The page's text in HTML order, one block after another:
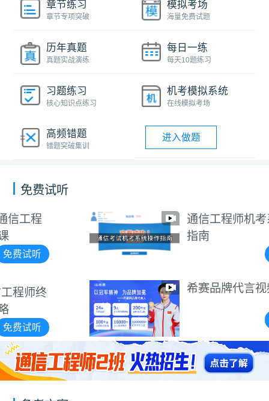
章节练习
章节专项突破
模拟考场
海量免费试题
历年真题
真题实战演练
每日一练
每天10题练习
习题练习
核心知识点练习
机考模拟系统
在线模拟考场
高频错题
错题突破集训
进入做题
免费试听
通信工程师机考系统操作
指南
希赛品牌代言视频